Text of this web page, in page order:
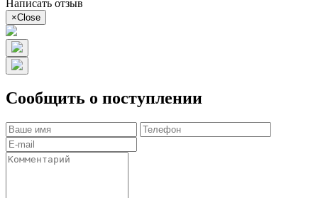
Написать отзыв
×Close
Сообщить о поступлении